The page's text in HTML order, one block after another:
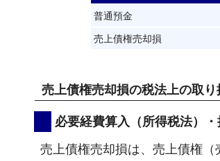
普通預金
売上債権売却損
売上債権売却損の税法上の取り
必要経費算入（所得税法）
売上債権売却損は、売上債権（